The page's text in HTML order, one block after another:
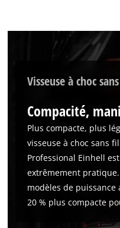
to
Visseuse à choc
Compacité,
Plus compacte, plus
visseuse à choc sans
Professional Einhell
extrêmement pratique.
modèles de
20 % plus compacte